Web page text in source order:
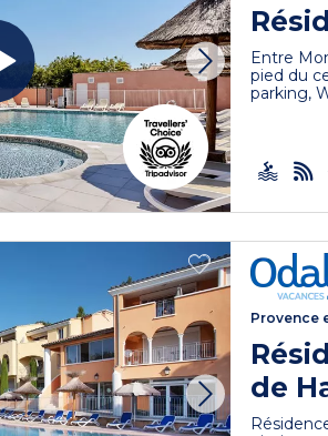
Entre
pied du
parking,
Provence
de